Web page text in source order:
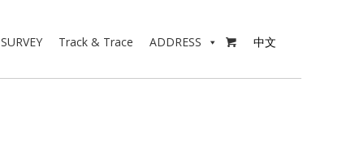

ADDRESS
Track & Trace
SURVEY 中文